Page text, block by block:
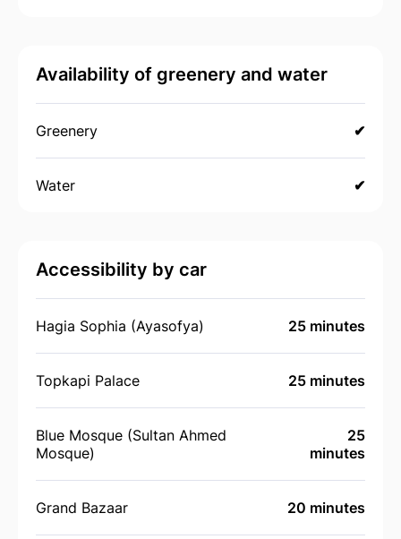
Availability of greenery and water
Greenery ✔
Water ✔
Accessibility by car
Hagia Sophia (Ayasofya) 25 minutes
Topkapi Palace 25 minutes
Blue Mosque (Sultan Ahmed
Mosque)
25
minutes
Grand Bazaar 20 minutes